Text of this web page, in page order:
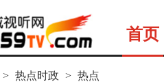
首页
> 热点时政 > 热点